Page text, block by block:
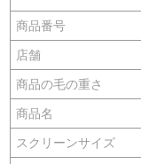
商品番号
店舗
商品の毛の重さ
商品名
スクリーンサイズ